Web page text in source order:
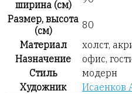
ширина (см)
Размер, высота
(см)
80
Материал
холст,
Назначение
офис,
Стиль
модерн
Художник
Исаенков